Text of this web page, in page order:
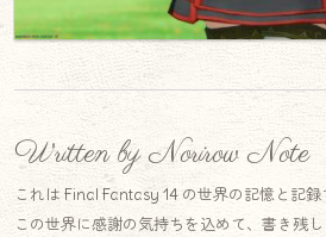
Written by Norirow Note
これは Final Fantasy 14 の世界の記憶と記録
この世界に感謝の気持ちを込めて、書き残し